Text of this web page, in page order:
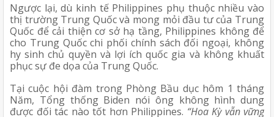
Ngược lại, dù kinh tế Philippines phụ thuộc nhiều vào
thị trường Trung Quốc và mong mỏi đầu tư của Trung
Quốc để cải thiện cơ sở hạ tầng, Philippines không để
cho Trung Quốc chi phối chính sách đối ngoại, không
hy sinh chủ quyền và lợi ích quốc gia và không khuất
phục sự đe dọa của Trung Quốc.
Tại cuộc hội đàm trong Phòng Bầu dục hôm 1 tháng
Năm, Tổng thống Biden nói ông không hình dung
được đối tác nào tốt hơn Philippines. “Hoa Kỳ vẫn vững